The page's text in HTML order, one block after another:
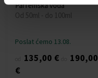
Parfemska voda
Od 50ml - do 100ml
Poslat ćemo 13.08.
135,00 €
190,00
€